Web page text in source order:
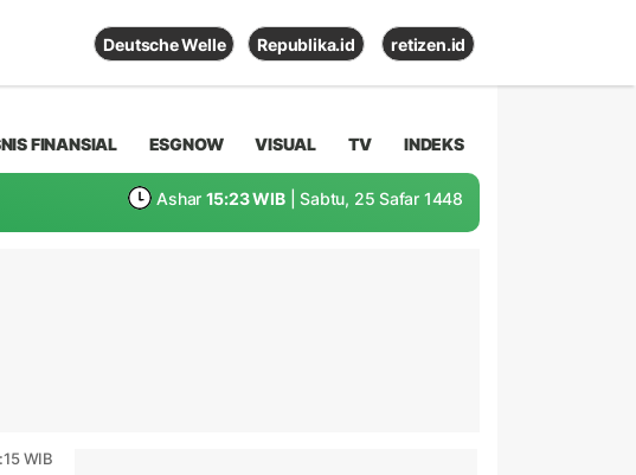
Deutsche Welle Republika.id retizen.id
FINANSIAL ESGNOW VISUAL TV INDEKS
Ashar 15:23 WIB | Sabtu, 25 Safar 1448
WIB